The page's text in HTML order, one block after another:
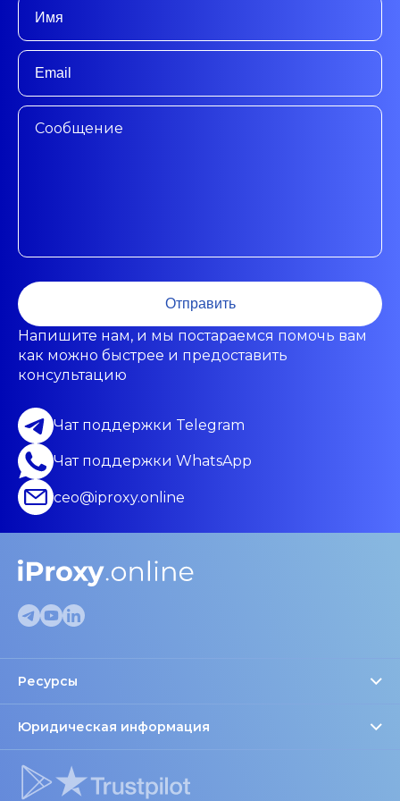
Отправить
Напишите нам, и мы постараемся помочь вам
как можно быстрее и предоставить
консультацию
Чат поддержки Telegram
Чат поддержки WhatsApp
ceo@iproxy.online
Ресурсы
Проверка прокси
FAQ
Блог
Партнеры и скидки
Рекомендуемые устройства
Юридическая информация
Доверие и право
Настройки файлов cookie